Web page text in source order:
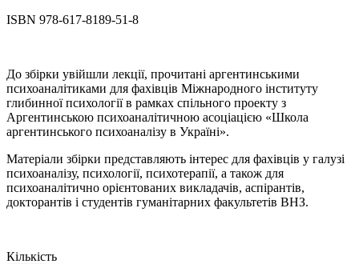
ISBN 978-617-8189-51-8
До збірки увійшли лекції, прочитані аргентинськими
психоаналітиками для фахівців Міжнародного інституту
глибинної психології в рамках спільного проекту з
Аргентинською психоаналітичною асоціацією «Школа
аргентинського психоаналізу в Україні».
Матеріали збірки представляють інтерес для фахівців у галузі
психоаналізу, психології, психотерапії, а також для
психоаналітично орієнтованих викладачів, аспірантів,
докторантів і студентів гуманітарних факультетів ВНЗ.
Кількість